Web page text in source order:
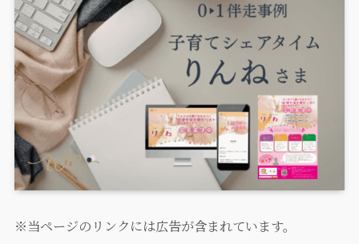
※当ページのリンクには広告が含まれています。